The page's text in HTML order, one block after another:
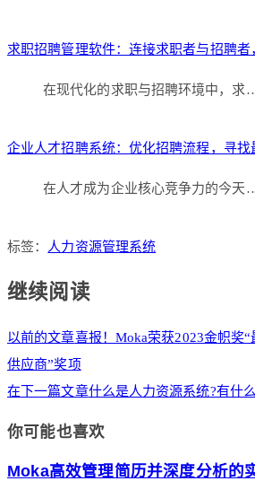
求职招聘管理软件：连接求职者与招聘者
在现代化的求职与招聘环境中，求
企业人才招聘系统：优化招聘流程，寻找
在人才成为企业核心竞争力的今天
标签： 人力资源管理系统
继续阅读
以前的文章喜报！Moka荣获2023金帜奖
供应商”奖项
在下一篇文章什么是人力资源系统?有什
你可能也喜欢
Moka高效管理简历并深度分析的